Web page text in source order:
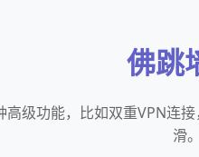
佛跳
级功能，比如双重VPN连
滑。